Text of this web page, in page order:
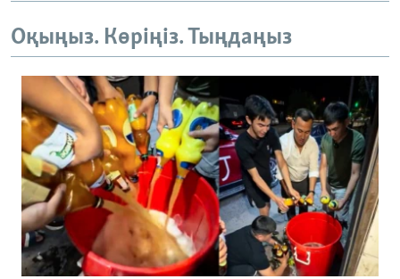
Оқыңыз. Көріңіз. Тыңдаңыз